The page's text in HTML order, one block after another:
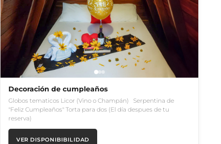
Decoración de cumpleaños
Globos tematicos Licor (Vino o Champán) Serpentina de
"Feliz Cumpleaños" Torta para dos (El día despues de tu
reserva)
VER DISPONIBIBILIDAD